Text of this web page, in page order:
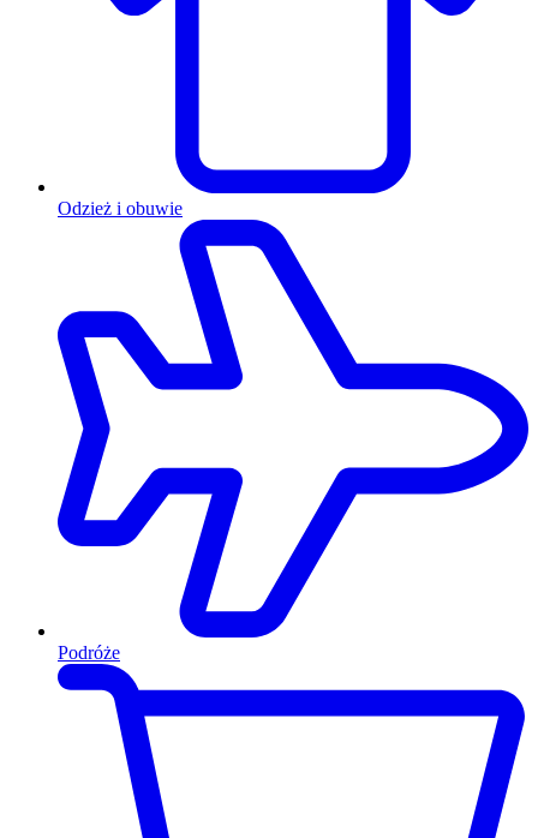
Odzież i obuwie
Podróże